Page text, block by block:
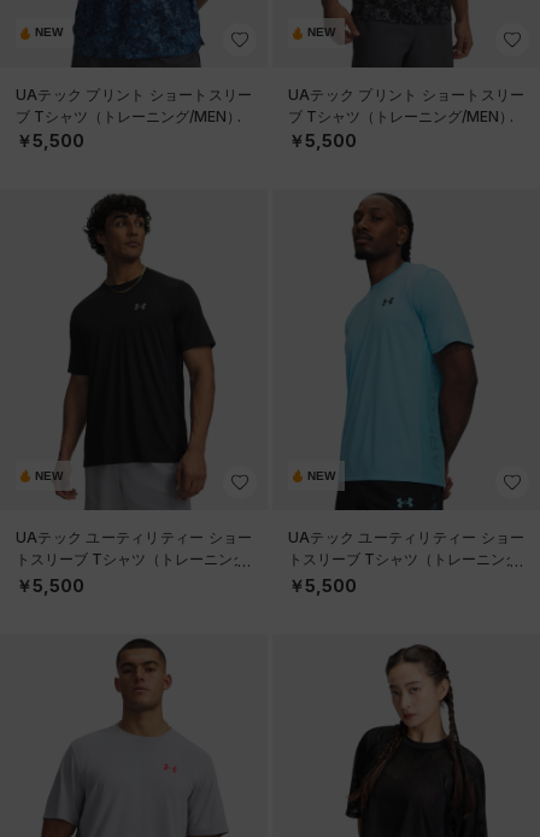
NEW
UAテック プリント ショートスリー
ブ Tシャツ（トレーニング/MEN）
￥5,500
NEW
UAテック プリント ショートスリー
ブ Tシャツ（トレーニング/MEN）
￥5,500
NEW
UAテック ユーティリティー ショー
トスリーブ Tシャツ（トレーニング/
MEN）
￥5,500
NEW
UAテック ユーティリティー ショー
トスリーブ Tシャツ（トレーニング/
MEN）
￥5,500